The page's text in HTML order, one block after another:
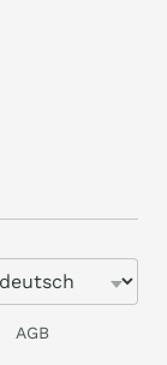
AGB